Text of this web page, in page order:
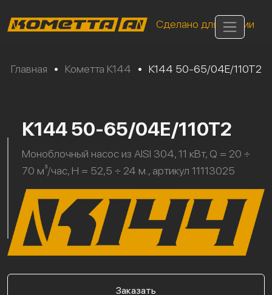
Сделано для России
Главная • Кометта К144 • К144 50-65/04Е/110Т2
К144 50-65/04Е/110Т2
Моноблочный насос из AISI 304, 11 кВт, Q = 20 ÷
70 м³/час, H = 52,5 ÷ 24 м., артикул 11113025
Заказать